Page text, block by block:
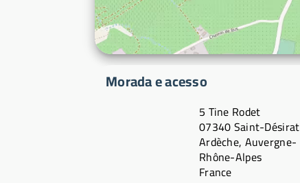
Morada e acesso
5 Tine Rodet
07340 Saint-Désirat
Ardèche, Auvergne-
Rhône-Alpes
France